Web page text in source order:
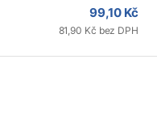
99,10 Kč
81,90 Kč bez DPH